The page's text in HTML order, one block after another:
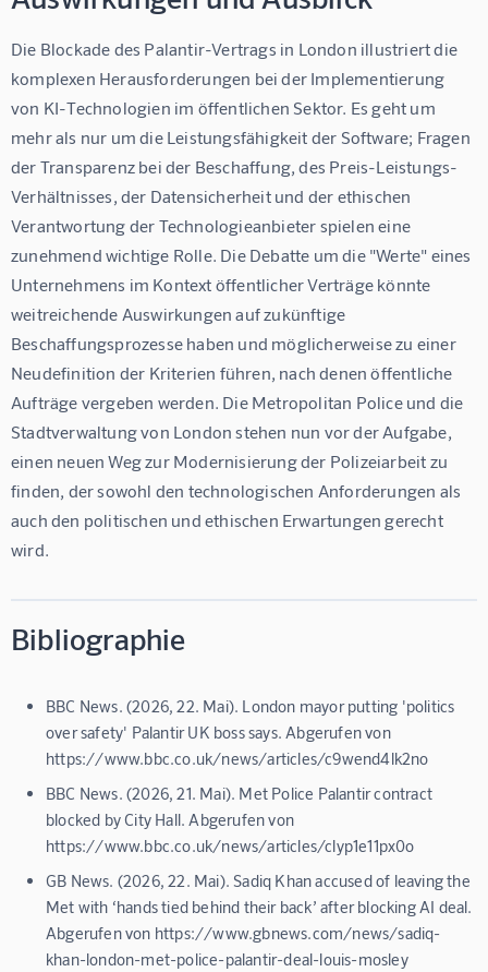
Die Blockade des Palantir-Vertrags in London illustriert die
komplexen Herausforderungen bei der Implementierung
von KI-Technologien im öffentlichen Sektor. Es geht um
mehr als nur um die Leistungsfähigkeit der Software; Fragen
der Transparenz bei der Beschaffung, des Preis-Leistungs-
Verhältnisses, der Datensicherheit und der ethischen
Verantwortung der Technologieanbieter spielen eine
zunehmend wichtige Rolle. Die Debatte um die "Werte" eines
Unternehmens im Kontext öffentlicher Verträge könnte
weitreichende Auswirkungen auf zukünftige
Beschaffungsprozesse haben und möglicherweise zu einer
Neudefinition der Kriterien führen, nach denen öffentliche
Aufträge vergeben werden. Die Metropolitan Police und die
Stadtverwaltung von London stehen nun vor der Aufgabe,
einen neuen Weg zur Modernisierung der Polizeiarbeit zu
finden, der sowohl den technologischen Anforderungen als
auch den politischen und ethischen Erwartungen gerecht
wird.
Bibliographie
BBC News. (2026, 22. Mai). London mayor putting 'politics
over safety' Palantir UK boss says. Abgerufen von
https://www.bbc.co.uk/news/articles/c9wend4lk2no
BBC News. (2026, 21. Mai). Met Police Palantir contract
blocked by City Hall. Abgerufen von
https://www.bbc.co.uk/news/articles/clyp1e11px0o
GB News. (2026, 22. Mai). Sadiq Khan accused of leaving the
Met with ‘hands tied behind their back’ after blocking AI deal.
Abgerufen von https://www.gbnews.com/news/sadiq-
khan-london-met-police-palantir-deal-louis-mosley